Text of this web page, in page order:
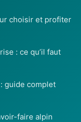
choisir et profiter
: ce qu’il faut
guide complet
faire alpin